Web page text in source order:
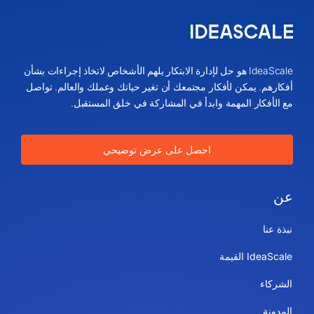
IdeaScale هو حل لإدارة الابتكار يلهم الأشخاص لاتخاذ إجراءات بشأن
أفكارهم. يمكن لأفكار مجتمعك أن تغير حياتك وعملك والعالم. تواصل
مع الأفكار المهمة وابدأ في المشاركة في خلق المستقبل.
احصل على عرض توضيحي
عن
نبذة عنا
IdeaScale القيمة
الشركاء
المدونة